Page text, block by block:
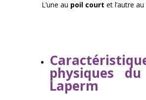
L’une au poil court et l’autre au
physiques
Laperm